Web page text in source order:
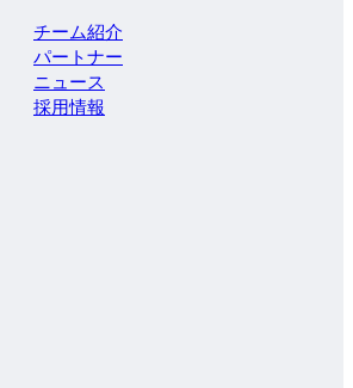
チーム紹介
パートナー
ニュース
採用情報